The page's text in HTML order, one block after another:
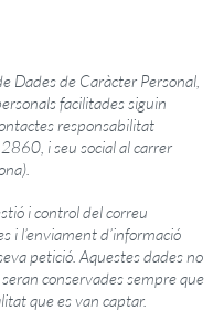
Dades de Caràcter Personal,
facilitades siguin
responsabilitat
i seu social al carrer
i control del correu
i l’enviament d’informació
petició. Aquestes dades no
conservades sempre que
que es van captar.